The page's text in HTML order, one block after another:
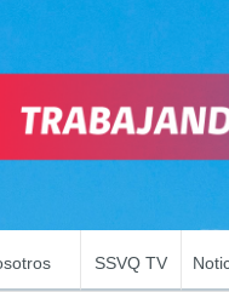
SSVQ TV